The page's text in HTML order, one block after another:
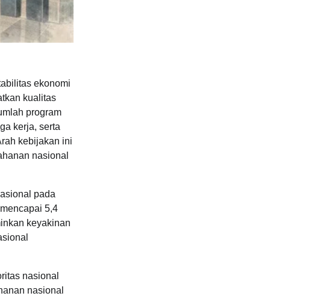
ekonomi
kualitas
program
kerja, serta
kebijakan ini
nasional
pada
5,4
keyakinan
nasional
nasional